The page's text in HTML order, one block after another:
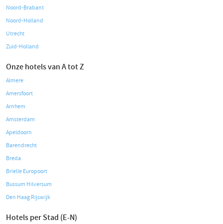
Noord-Brabant
Noord-Holland
Utrecht
Zuid-Holland
Onze hotels van A tot Z
Almere
Amersfoort
Arnhem
Amsterdam
Apeldoorn
Barendrecht
Breda
Brielle Europoort
Bussum Hilversum
Den Haag Rijswijk
Hotels per Stad (E-N)